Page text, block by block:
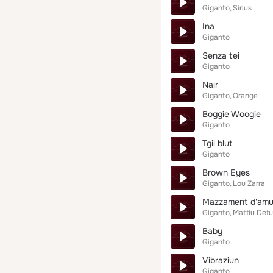
Giganto Sirius
Ina
Giganto
Senza tei
Giganto
Nair
Giganto Orange
Boggie Woogie
Giganto
Tgil blut
Giganto
Brown Eyes
Giganto Lou Zarra
Mazzament
Giganto Mattiu
Baby
Giganto
Vibraziun